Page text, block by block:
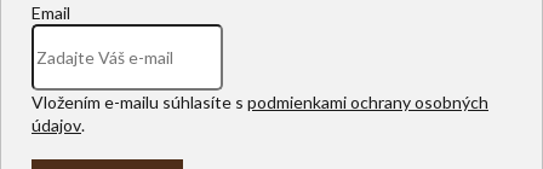
Email
Vložením e-mailu súhlasíte s podmienkami ochrany osobných
údajov.